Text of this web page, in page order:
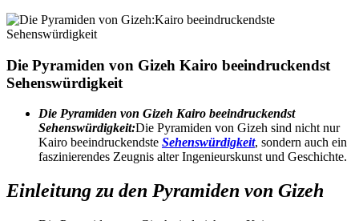
Die Pyramiden von Gizeh Kairo beeindruckendst
Sehenswürdigkeit
Die Pyramiden von Gizeh Kairo beeindruckendst
Sehenswürdigkeit:Die Pyramiden von Gizeh sind nicht nur
Kairo beeindruckendste Sehenswürdigkeit, sondern auch ein
faszinierendes Zeugnis alter Ingenieurskunst und Geschichte.
Einleitung zu den Pyramiden von Gizeh